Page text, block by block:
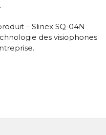
–Slinex SQ-04N
des visiophones